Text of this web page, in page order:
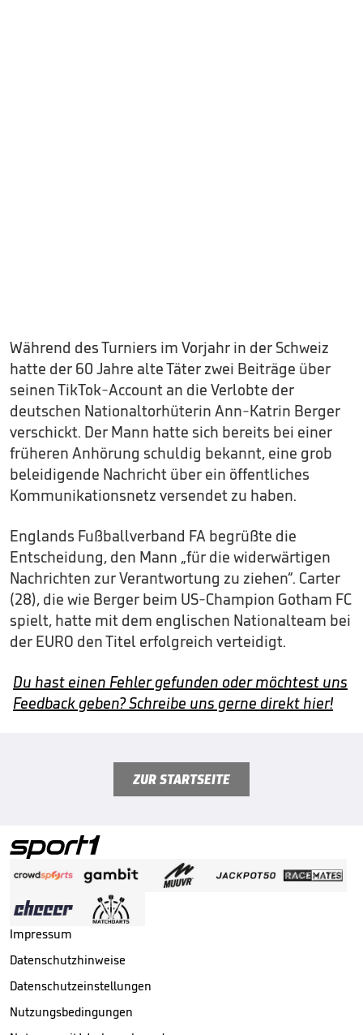
Während des Turniers im Vorjahr in der Schweiz
hatte der 60 Jahre alte Täter zwei Beiträge über
seinen TikTok-Account an die Verlobte der
deutschen Nationaltorhüterin Ann-Katrin Berger
verschickt. Der Mann hatte sich bereits bei einer
früheren Anhörung schuldig bekannt, eine grob
beleidigende Nachricht über ein öffentliches
Kommunikationsnetz versendet zu haben.
Englands Fußballverband FA begrüßte die
Entscheidung, den Mann „für die widerwärtigen
Nachrichten zur Verantwortung zu ziehen“. Carter
(28), die wie Berger beim US-Champion Gotham FC
spielt, hatte mit dem englischen Nationalteam bei
der EURO den Titel erfolgreich verteidigt.
Du hast einen Fehler gefunden oder möchtest uns
Feedback geben? Schreibe uns gerne direkt hier!
ZUR STARTSEITE
Impressum
Datenschutzhinweise
Datenschutzeinstellungen
Nutzungsbedingungen